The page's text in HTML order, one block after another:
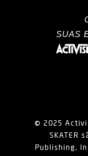
SUAS
© 2025
SKATER
Publishing,